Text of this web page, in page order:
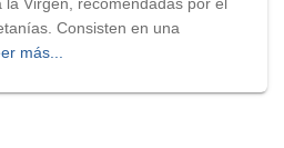
Consisten en una
más...